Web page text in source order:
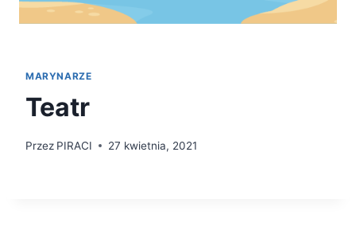
MARYNARZE
Teatr
Przez PIRACI 27 kwietnia, 2021